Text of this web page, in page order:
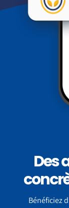
Des
Bénéficiez